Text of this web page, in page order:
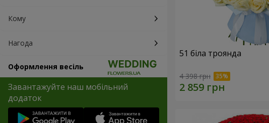
Кому
Нагода
Оформлення весіль
Завантажуйте наш мобільний
додаток
51 біла троянда
4 398 грн